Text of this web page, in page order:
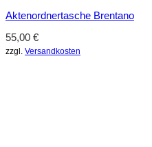
Aktenordnertasche Brentano
55,00 €
zzgl. Versandkosten